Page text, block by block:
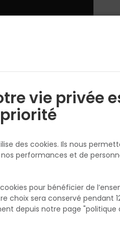
charpentier 6 outils
6 outils
CERAME EMAILLE CO LOIRE
AVORIO NATUREL
vie privée
des cookies. Ils nous
performances et de
pour bénéficier de
choix sera conservé pendant
depuis notre page "politique